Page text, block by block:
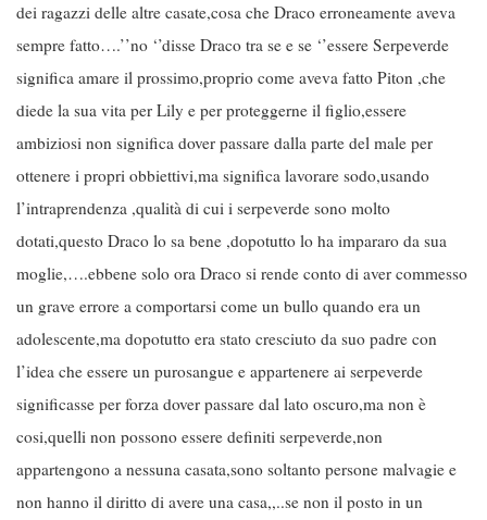
dei ragazzi delle altre casate,cosa che Draco erroneamente aveva
sempre fatto….’’no ‘’disse Draco tra se e se ‘’essere Serpeverde
significa amare il prossimo,proprio come aveva fatto Piton ,che
diede la sua vita per Lily e per proteggerne il figlio,essere
ambiziosi non significa dover passare dalla parte del male per
ottenere i propri obbiettivi,ma significa lavorare sodo,usando
l’intraprendenza ,qualità di cui i serpeverde sono molto
dotati,questo Draco lo sa bene ,dopotutto lo ha impararo da sua
moglie,….ebbene solo ora Draco si rende conto di aver commesso
un grave errore a comportarsi come un bullo quando era un
adolescente,ma dopotutto era stato cresciuto da suo padre con
l’idea che essere un purosangue e appartenere ai serpeverde
significasse per forza dover passare dal lato oscuro,ma non è
cosi,quelli non possono essere definiti serpeverde,non
appartengono a nessuna casata,sono soltanto persone malvagie e
non hanno il diritto di avere una casa,,..se non il posto in un